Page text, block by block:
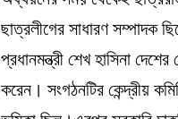
ছাত্রলীগের সাধারণ সম্পাদক
প্রধানমন্ত্রী শেখ হাসিনা
করেন। সংগঠনটির কেন্দ্রীয়